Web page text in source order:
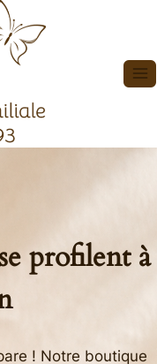
profilent à
! Notre boutique